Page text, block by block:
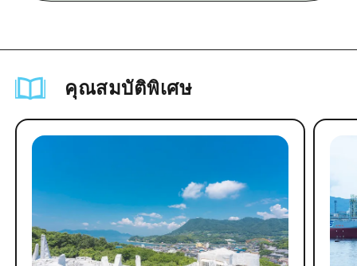
คุณสมบัติพิเศษ